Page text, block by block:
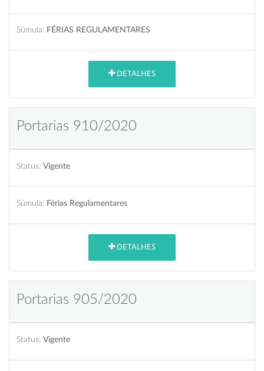
Súmula: FÉRIAS REGULAMENTARES
DETALHES
Portarias 910/2020
Status: Vigente
Súmula: Férias Regulamentares
DETALHES
Portarias 905/2020
Status: Vigente